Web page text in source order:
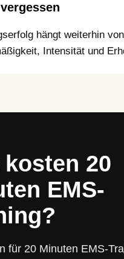
hängt weiterhin von
Intensität und
kosten 20
EMS-
für 20 Minuten EMS-